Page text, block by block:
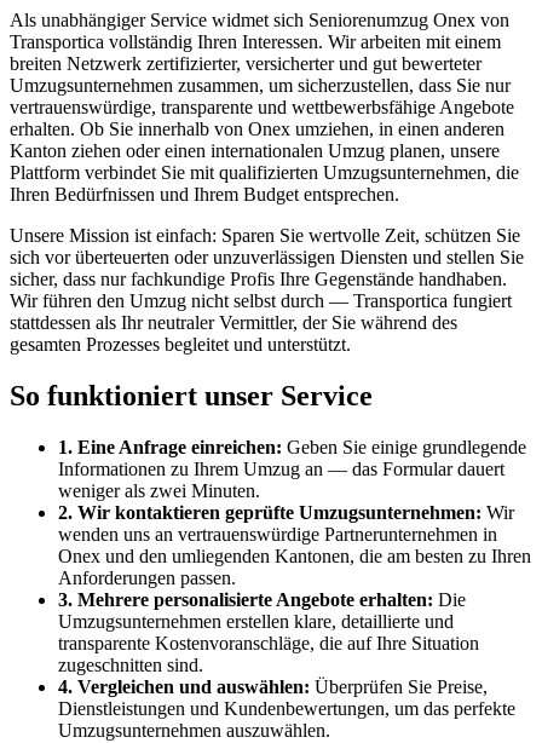
Als unabhängiger Service widmet sich Seniorenumzug Onex von
Transportica vollständig Ihren Interessen. Wir arbeiten mit einem
breiten Netzwerk zertifizierter, versicherter und gut bewerteter
Umzugsunternehmen zusammen, um sicherzustellen, dass Sie nur
vertrauenswürdige, transparente und wettbewerbsfähige Angebote
erhalten. Ob Sie innerhalb von Onex umziehen, in einen anderen
Kanton ziehen oder einen internationalen Umzug planen, unsere
Plattform verbindet Sie mit qualifizierten Umzugsunternehmen, die
Ihren Bedürfnissen und Ihrem Budget entsprechen.
Unsere Mission ist einfach: Sparen Sie wertvolle Zeit, schützen Sie
sich vor überteuerten oder unzuverlässigen Diensten und stellen Sie
sicher, dass nur fachkundige Profis Ihre Gegenstände handhaben.
Wir führen den Umzug nicht selbst durch — Transportica fungiert
stattdessen als Ihr neutraler Vermittler, der Sie während des
gesamten Prozesses begleitet und unterstützt.
So funktioniert unser Service
1. Eine Anfrage einreichen: Geben Sie einige grundlegende
Informationen zu Ihrem Umzug an — das Formular dauert
weniger als zwei Minuten.
2. Wir kontaktieren geprüfte Umzugsunternehmen: Wir
wenden uns an vertrauenswürdige Partnerunternehmen in
Onex und den umliegenden Kantonen, die am besten zu Ihren
Anforderungen passen.
3. Mehrere personalisierte Angebote erhalten: Die
Umzugsunternehmen erstellen klare, detaillierte und
transparente Kostenvoranschläge, die auf Ihre Situation
zugeschnitten sind.
4. Vergleichen und auswählen: Überprüfen Sie Preise,
Dienstleistungen und Kundenbewertungen, um das perfekte
Umzugsunternehmen auszuwählen.